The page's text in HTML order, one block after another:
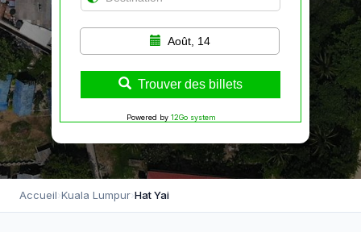
Août, 14
Trouver des billets
Powered by 12Go system
Accueil›Kuala Lumpur›Hat Yai